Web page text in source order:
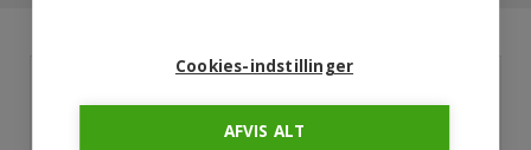
Cookies-indstillinger
AFVIS ALT